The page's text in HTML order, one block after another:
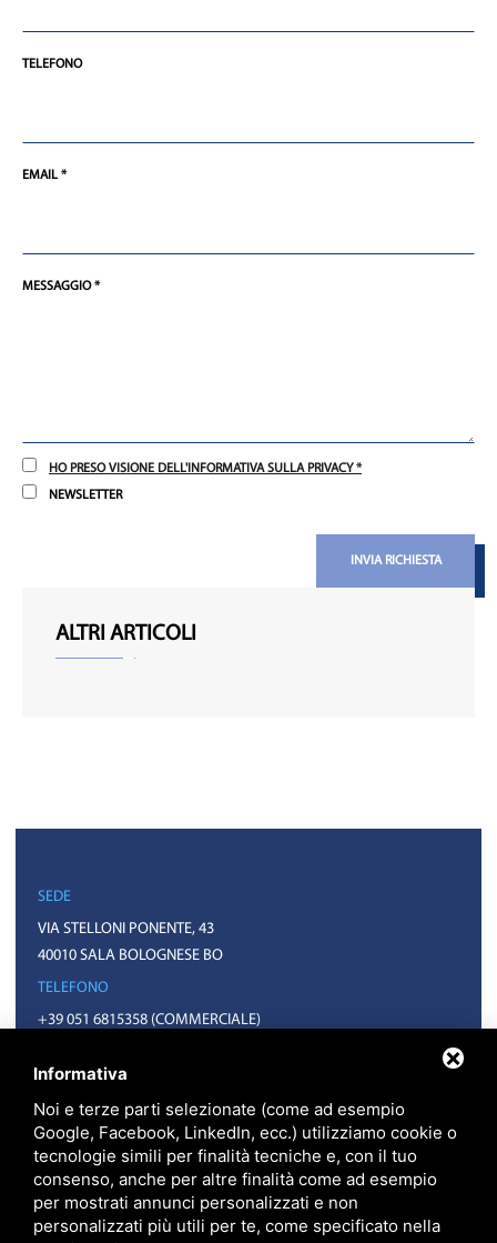
TELEFONO
EMAIL *
MESSAGGIO *
HO PRESO VISIONE DELL'INFORMATIVA SULLA PRIVACY *
NEWSLETTER
INVIA RICHIESTA
ALTRI ARTICOLI
SEDE
VIA STELLONI PONENTE, 43
40010 SALA BOLOGNESE BO
TELEFONO
+39 051 6815358 (COMMERCIALE)
EMAIL
INFO@FXT.IT
COMMERCIALE@FXT.IT
Informativa
Noi e terze parti selezionate (come ad esempio
Google, Facebook, LinkedIn, ecc.) utilizziamo cookie o
tecnologie simili per finalità tecniche e, con il tuo
consenso, anche per altre finalità come ad esempio
per mostrati annunci personalizzati e non
personalizzati più utili per te, come specificato nella